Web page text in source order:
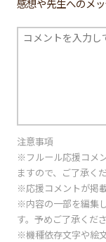
感想や先生へのメ
注意事項
※フルール応援コメ
ますので、ご了承くだ
※応援コメントが掲
※内容の一部を編集
す。予めご了承くださ
※機種依存文字や絵